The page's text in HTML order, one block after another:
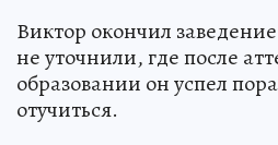
Виктор окончил
не уточнили, где после
образовании он успел
отучиться.